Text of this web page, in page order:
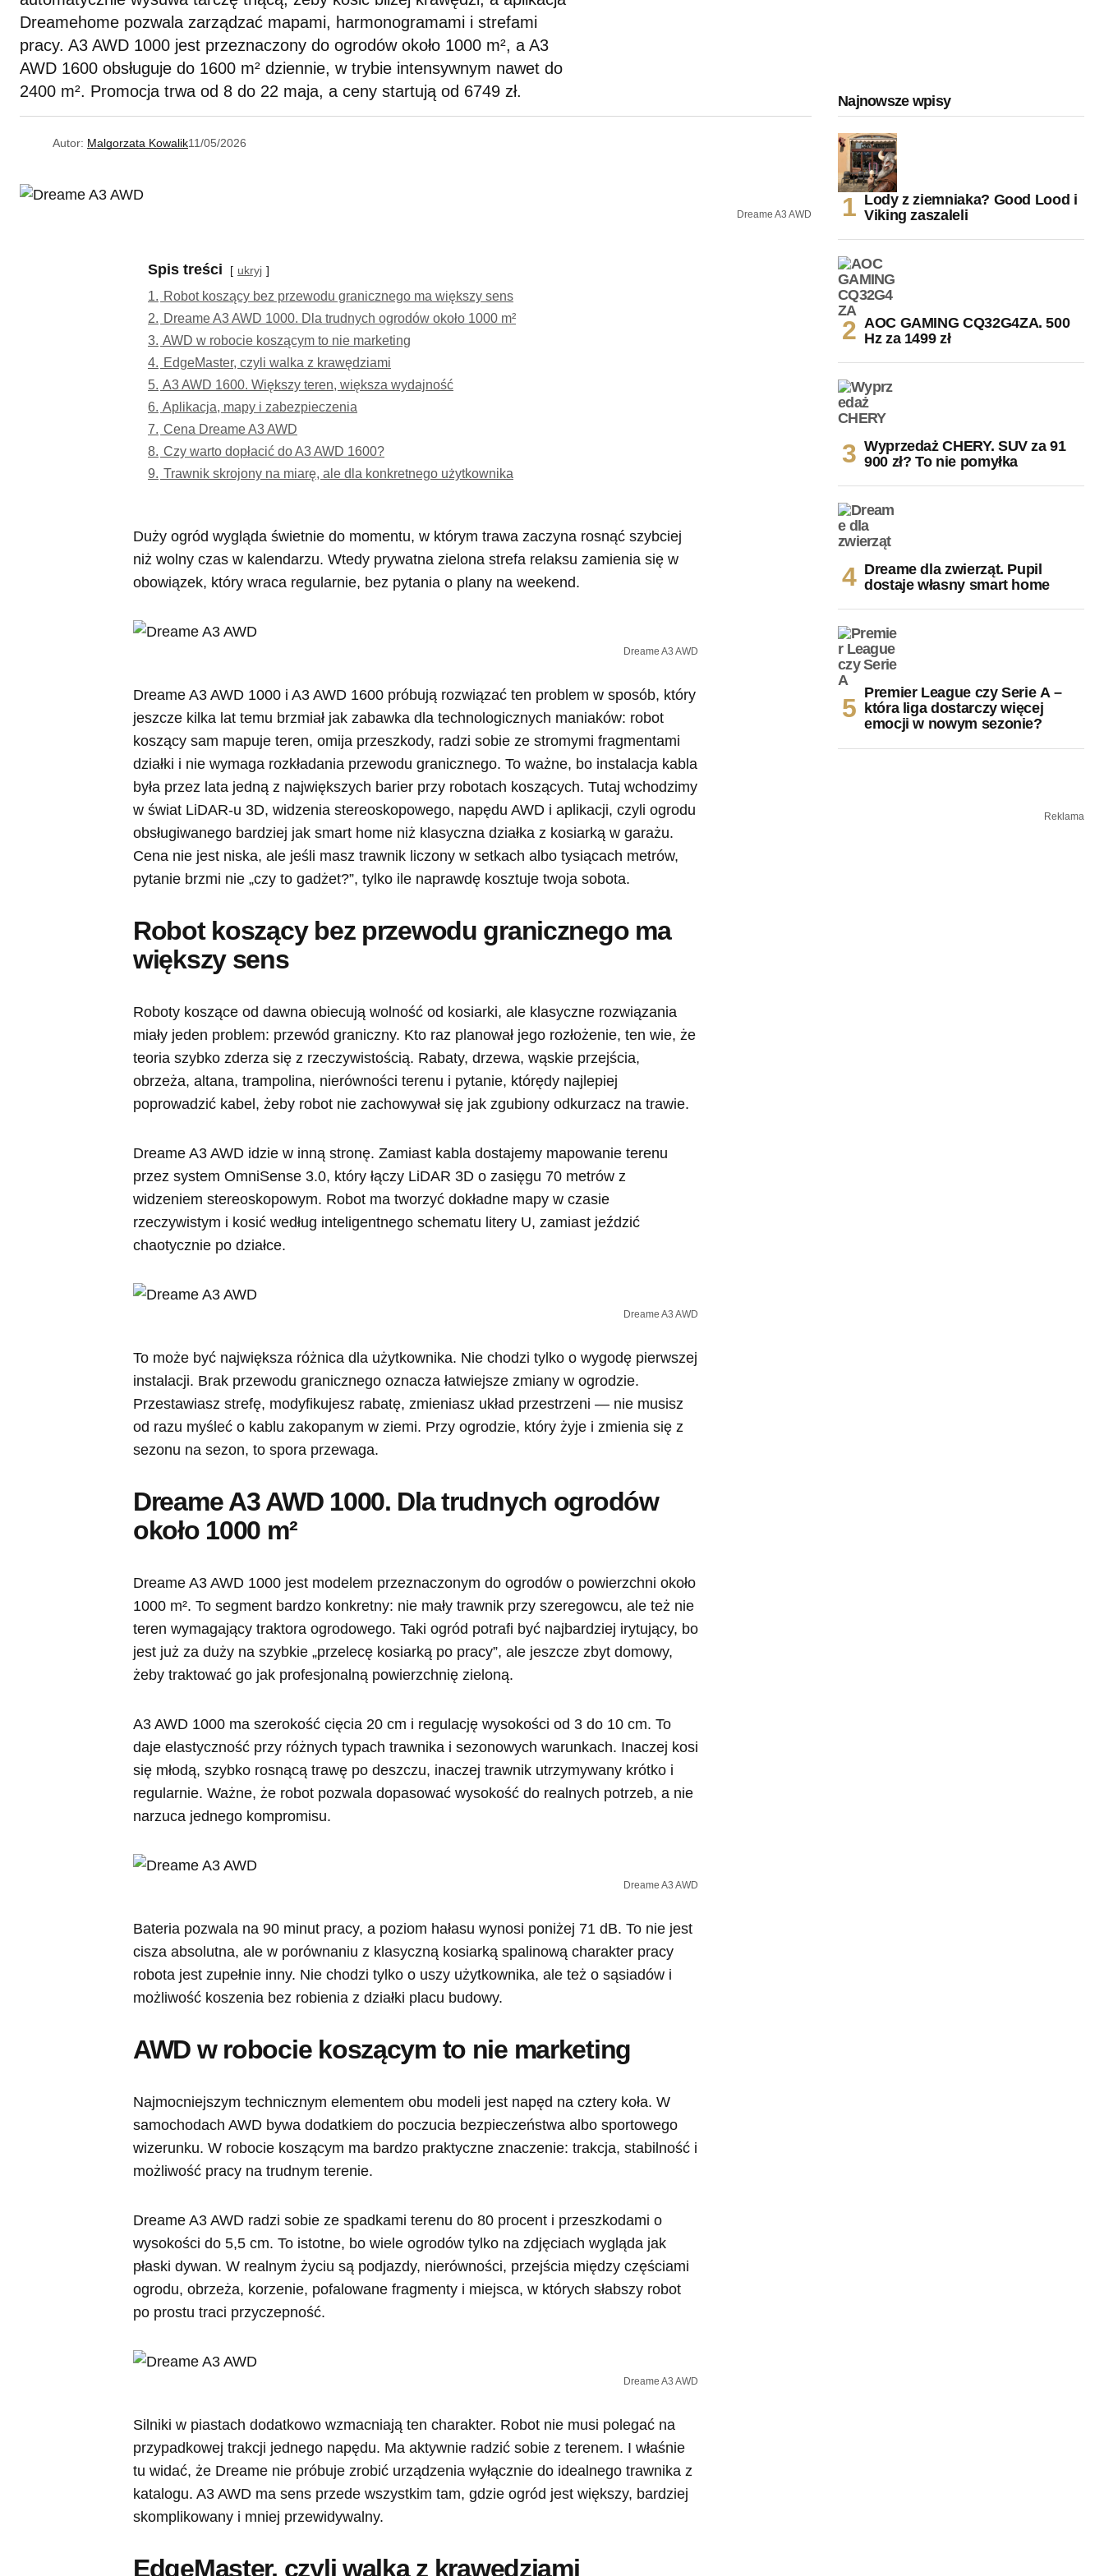
Dreamehome pozwala zarządzać mapami, harmonogramami i strefami
pracy. A3 AWD 1000 jest przeznaczony do ogrodów około 1000 m², a A3
AWD 1600 obsługuje do 1600 m² dziennie, w trybie intensywnym nawet do
2400 m². Promocja trwa od 8 do 22 maja, a ceny startują od 6749 zł.
Autor: Malgorzata Kowalik11/05/2026
Dreame A3 AWD
Spis treści ukryj
1. Robot koszący bez przewodu granicznego ma większy sens
2. Dreame A3 AWD 1000. Dla trudnych ogrodów około 1000 m²
3. AWD w robocie koszącym to nie marketing
4. EdgeMaster, czyli walka z krawędziami
5. A3 AWD 1600. Większy teren, większa wydajność
6. Aplikacja, mapy i zabezpieczenia
7. Cena Dreame A3 AWD
8. Czy warto dopłacić do A3 AWD 1600?
9. Trawnik skrojony na miarę, ale dla konkretnego użytkownika
Duży ogród wygląda świetnie do momentu, w którym trawa zaczyna rosnąć szybciej
niż wolny czas w kalendarzu. Wtedy prywatna zielona strefa relaksu zamienia się w
obowiązek, który wraca regularnie, bez pytania o plany na weekend.
Dreame A3 AWD
Dreame A3 AWD 1000 i A3 AWD 1600 próbują rozwiązać ten problem w sposób, który
jeszcze kilka lat temu brzmiał jak zabawka dla technologicznych maniaków: robot
koszący sam mapuje teren, omija przeszkody, radzi sobie ze stromymi fragmentami
działki i nie wymaga rozkładania przewodu granicznego. To ważne, bo instalacja kabla
była przez lata jedną z największych barier przy robotach koszących. Tutaj wchodzimy
w świat LiDAR-u 3D, widzenia stereoskopowego, napędu AWD i aplikacji, czyli ogrodu
obsługiwanego bardziej jak smart home niż klasyczna działka z kosiarką w garażu.
Cena nie jest niska, ale jeśli masz trawnik liczony w setkach albo tysiącach metrów,
pytanie brzmi nie „czy to gadżet?”, tylko ile naprawdę kosztuje twoja sobota.
Robot koszący bez przewodu granicznego ma
większy sens
Roboty koszące od dawna obiecują wolność od kosiarki, ale klasyczne rozwiązania
miały jeden problem: przewód graniczny. Kto raz planował jego rozłożenie, ten wie, że
teoria szybko zderza się z rzeczywistością. Rabaty, drzewa, wąskie przejścia,
obrzeża, altana, trampolina, nierówności terenu i pytanie, którędy najlepiej
poprowadzić kabel, żeby robot nie zachowywał się jak zgubiony odkurzacz na trawie.
Dreame A3 AWD idzie w inną stronę. Zamiast kabla dostajemy mapowanie terenu
przez system OmniSense 3.0, który łączy LiDAR 3D o zasięgu 70 metrów z
widzeniem stereoskopowym. Robot ma tworzyć dokładne mapy w czasie
rzeczywistym i kosić według inteligentnego schematu litery U, zamiast jeździć
chaotycznie po działce.
Dreame A3 AWD
To może być największa różnica dla użytkownika. Nie chodzi tylko o wygodę pierwszej
instalacji. Brak przewodu granicznego oznacza łatwiejsze zmiany w ogrodzie.
Przestawiasz strefę, modyfikujesz rabatę, zmieniasz układ przestrzeni — nie musisz
od razu myśleć o kablu zakopanym w ziemi. Przy ogrodzie, który żyje i zmienia się z
sezonu na sezon, to spora przewaga.
Dreame A3 AWD 1000. Dla trudnych ogrodów
około 1000 m²
Dreame A3 AWD 1000 jest modelem przeznaczonym do ogrodów o powierzchni około
1000 m². To segment bardzo konkretny: nie mały trawnik przy szeregowcu, ale też nie
teren wymagający traktora ogrodowego. Taki ogród potrafi być najbardziej irytujący, bo
jest już za duży na szybkie „przelecę kosiarką po pracy”, ale jeszcze zbyt domowy,
żeby traktować go jak profesjonalną powierzchnię zieloną.
A3 AWD 1000 ma szerokość cięcia 20 cm i regulację wysokości od 3 do 10 cm. To
daje elastyczność przy różnych typach trawnika i sezonowych warunkach. Inaczej kosi
się młodą, szybko rosnącą trawę po deszczu, inaczej trawnik utrzymywany krótko i
regularnie. Ważne, że robot pozwala dopasować wysokość do realnych potrzeb, a nie
narzuca jednego kompromisu.
Dreame A3 AWD
Bateria pozwala na 90 minut pracy, a poziom hałasu wynosi poniżej 71 dB. To nie jest
cisza absolutna, ale w porównaniu z klasyczną kosiarką spalinową charakter pracy
robota jest zupełnie inny. Nie chodzi tylko o uszy użytkownika, ale też o sąsiadów i
możliwość koszenia bez robienia z działki placu budowy.
AWD w robocie koszącym to nie marketing
Najmocniejszym technicznym elementem obu modeli jest napęd na cztery koła. W
samochodach AWD bywa dodatkiem do poczucia bezpieczeństwa albo sportowego
wizerunku. W robocie koszącym ma bardzo praktyczne znaczenie: trakcja, stabilność i
możliwość pracy na trudnym terenie.
Dreame A3 AWD radzi sobie ze spadkami terenu do 80 procent i przeszkodami o
wysokości do 5,5 cm. To istotne, bo wiele ogrodów tylko na zdjęciach wygląda jak
płaski dywan. W realnym życiu są podjazdy, nierówności, przejścia między częściami
ogrodu, obrzeża, korzenie, pofalowane fragmenty i miejsca, w których słabszy robot
po prostu traci przyczepność.
Dreame A3 AWD
Silniki w piastach dodatkowo wzmacniają ten charakter. Robot nie musi polegać na
przypadkowej trakcji jednego napędu. Ma aktywnie radzić sobie z terenem. I właśnie
tu widać, że Dreame nie próbuje zrobić urządzenia wyłącznie do idealnego trawnika z
katalogu. A3 AWD ma sens przede wszystkim tam, gdzie ogród jest większy, bardziej
skomplikowany i mniej przewidywalny.
EdgeMaster, czyli walka z krawędziami
Najnowsze wpisy
Lody z ziemniaka? Good Lood i
Viking zaszaleli
AOC GAMING CQ32G4ZA. 500
Hz za 1499 zł
Wyprzedaż CHERY. SUV za 91
900 zł? To nie pomyłka
Dreame dla zwierząt. Pupil
dostaje własny smart home
Premier League czy Serie A –
która liga dostarczy więcej
emocji w nowym sezonie?
Reklama